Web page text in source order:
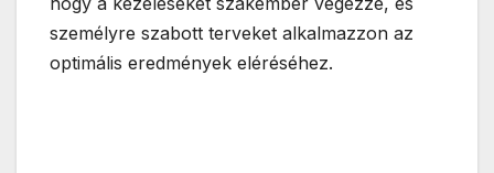
személyre szabott terveket alkalmazzon az
optimális eredmények eléréséhez.